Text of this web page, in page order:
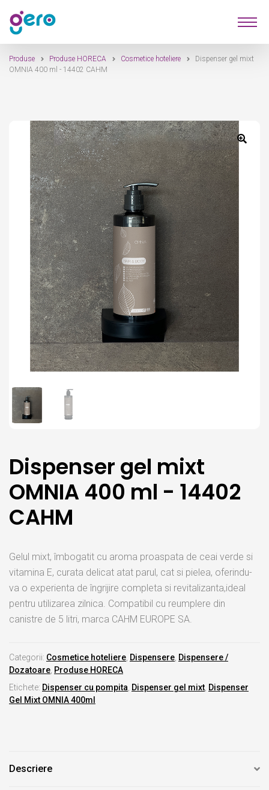
Sari
la
navigare
Sari
la
conținut
Produse
Furnizori
Contact
Produse Produse HORECA Cosmetice hoteliere
Dispenser gel mixt
OMNIA 400 ml - 14402 CAHM
Dispenser gel mixt
OMNIA 400 ml - 14402
CAHM
Gelul mixt, îmbogatit cu aroma proaspata de ceai verde si
vitamina E, curata delicat atat parul, cat si pielea, oferindu-
va o experienta de îngrijire completa si revitalizanta,ideal
pentru utilizarea zilnica. Compatibil cu reumplere din
canistre de 5 litri, marca CAHM EUROPE SA.
Categorii: Cosmetice hoteliere Dispensere Dispensere /
Dozatoare Produse HORECA
Etichete: Dispenser cu pompita Dispenser gel mixt Dispenser
Gel Mixt OMNIA 400ml
Descriere